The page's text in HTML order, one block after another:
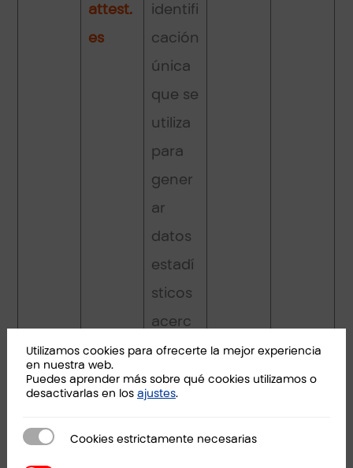
attest.
es
identifi
cación
única
que se
utiliza
para
gener
ar
datos
estadí
sticos
acerc
a de
cómo
el
Utilizamos cookies para ofrecerte la mejor experiencia
en nuestra web.
Puedes aprender más sobre qué cookies utilizamos o
desactivarlas en los ajustes.
Cookies estrictamente necesarias
Cookies estrictamente necesarias